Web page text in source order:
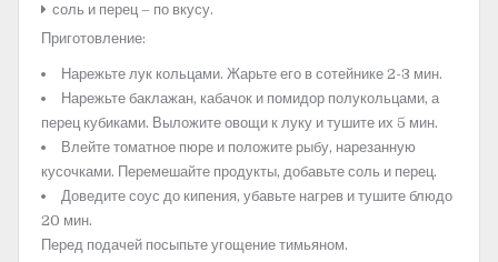
соль и перец – по вкусу.
Приготовление:
Нарежьте лук кольцами. Жарьте его в сотейнике 2-3 мин.
Нарежьте баклажан, кабачок и помидор полукольцами, а
перец кубиками. Выложите овощи к луку и тушите их 5 мин.
Влейте томатное пюре и положите рыбу, нарезанную
кусочками. Перемешайте продукты, добавьте соль и перец.
Доведите соус до кипения, убавьте нагрев и тушите блюдо
20 мин.
Перед подачей посыпьте угощение тимьяном.